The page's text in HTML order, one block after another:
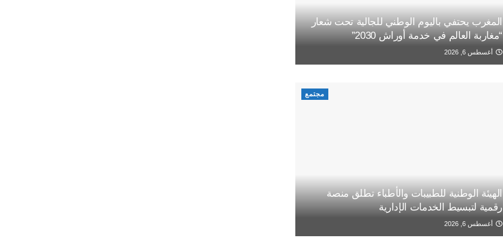
المغرب يحتفي باليوم الوطني للجالية تحت شعار
“مغاربة العالم في خدمة أوراش 2030”
أغسطس 6, 2026
مجتمع
الهيئة الوطنية للطبيبات والأطباء تطلق منصة
رقمية لتبسيط الخدمات الإدارية
أغسطس 6, 2026